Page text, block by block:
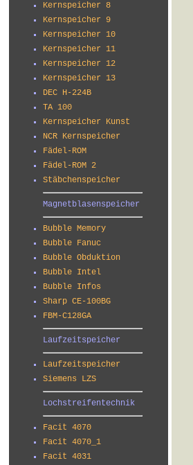
Kernspeicher 8
Kernspeicher 9
Kernspeicher 10
Kernspeicher 11
Kernspeicher 12
Kernspeicher 13
DEC H-224B
TA 100
Kernspeicher Kunst
NCR Kernspeicher
Fädel-ROM
Fädel-ROM 2
Stäbchenspeicher
Magnetblasenspeicher
Bubble Memory
Bubble Fanuc
Bubble Obduktion
Bubble Intel
Bubble Infos
Sharp CE-100BG
FBM-C128GA
Laufzeitspeicher
Laufzeitspeicher
Siemens LZS
Lochstreifentechnik
Facit 4070
Facit 4070_1
Facit 4031